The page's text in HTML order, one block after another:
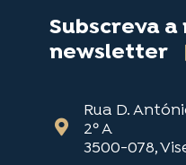
Subscreva a
newsletter

Rua D.
2º A
3500-078,